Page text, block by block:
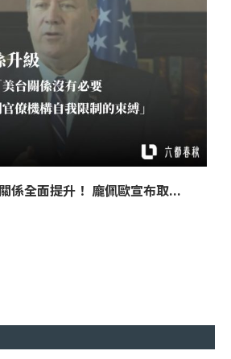
係全面提升！ 龐佩歐宣布取...